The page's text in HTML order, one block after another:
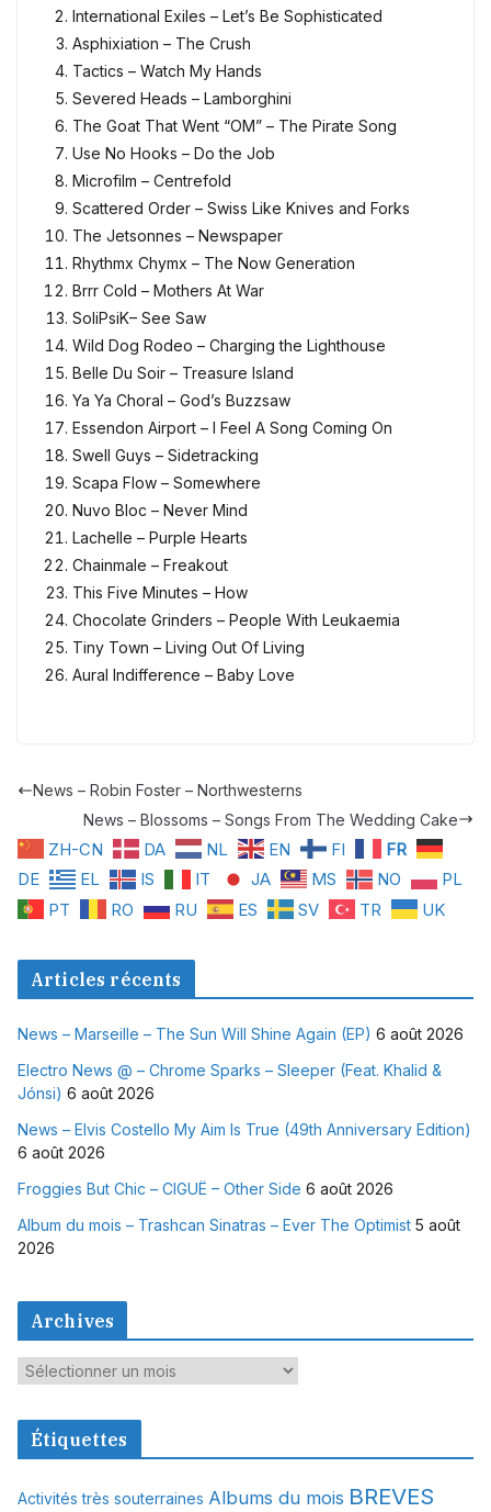
International Exiles – Let’s Be Sophisticated
Asphixiation – The Crush
Tactics – Watch My Hands
Severed Heads – Lamborghini
The Goat That Went “OM” – The Pirate Song
Use No Hooks – Do the Job
Microfilm – Centrefold
Scattered Order – Swiss Like Knives and Forks
The Jetsonnes – Newspaper
Rhythmx Chymx – The Now Generation
Brrr Cold – Mothers At War
SoliPsiK– See Saw
Wild Dog Rodeo – Charging the Lighthouse
Belle Du Soir – Treasure Island
Ya Ya Choral – God’s Buzzsaw
Essendon Airport – I Feel A Song Coming On
Swell Guys – Sidetracking
Scapa Flow – Somewhere
Nuvo Bloc – Never Mind
Lachelle – Purple Hearts
Chainmale – Freakout
This Five Minutes – How
Chocolate Grinders – People With Leukaemia
Tiny Town – Living Out Of Living
Aural Indifference – Baby Love
News – Robin Foster – Northwesterns
News – Blossoms – Songs From The Wedding Cake
ZH-CN DA NL EN FI
FR
DE
EL IS IT JA MS NO
PL
PT
RO RU ES SV TR UK
Articles récents
News – Marseille – The Sun Will Shine Again (EP) 6 août 2026
Electro News @ – Chrome Sparks – Sleeper (Feat. Khalid &
Jónsi) 6 août 2026
News – Elvis Costello My Aim Is True (49th Anniversary Edition)
6 août 2026
Froggies But Chic – CIGUË – Other Side 6 août 2026
Album du mois – Trashcan Sinatras – Ever The Optimist 5 août
2026
Archives
A
c
v
Étiquettes
Activités très souterraines Albums du mois BREVES